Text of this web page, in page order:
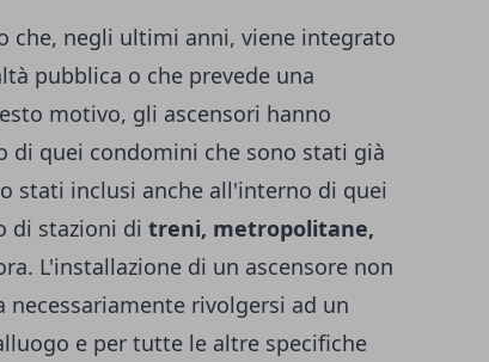
che, negli ultimi anni, viene integrato
pubblica o che prevede una
motivo, gli ascensori hanno
quei condomini che sono stati già
stati inclusi anche all'interno di quei
di stazioni di treni, metropolitane,
L'installazione di un ascensore non
rivolgersi ad un
e per tutte le altre specifiche